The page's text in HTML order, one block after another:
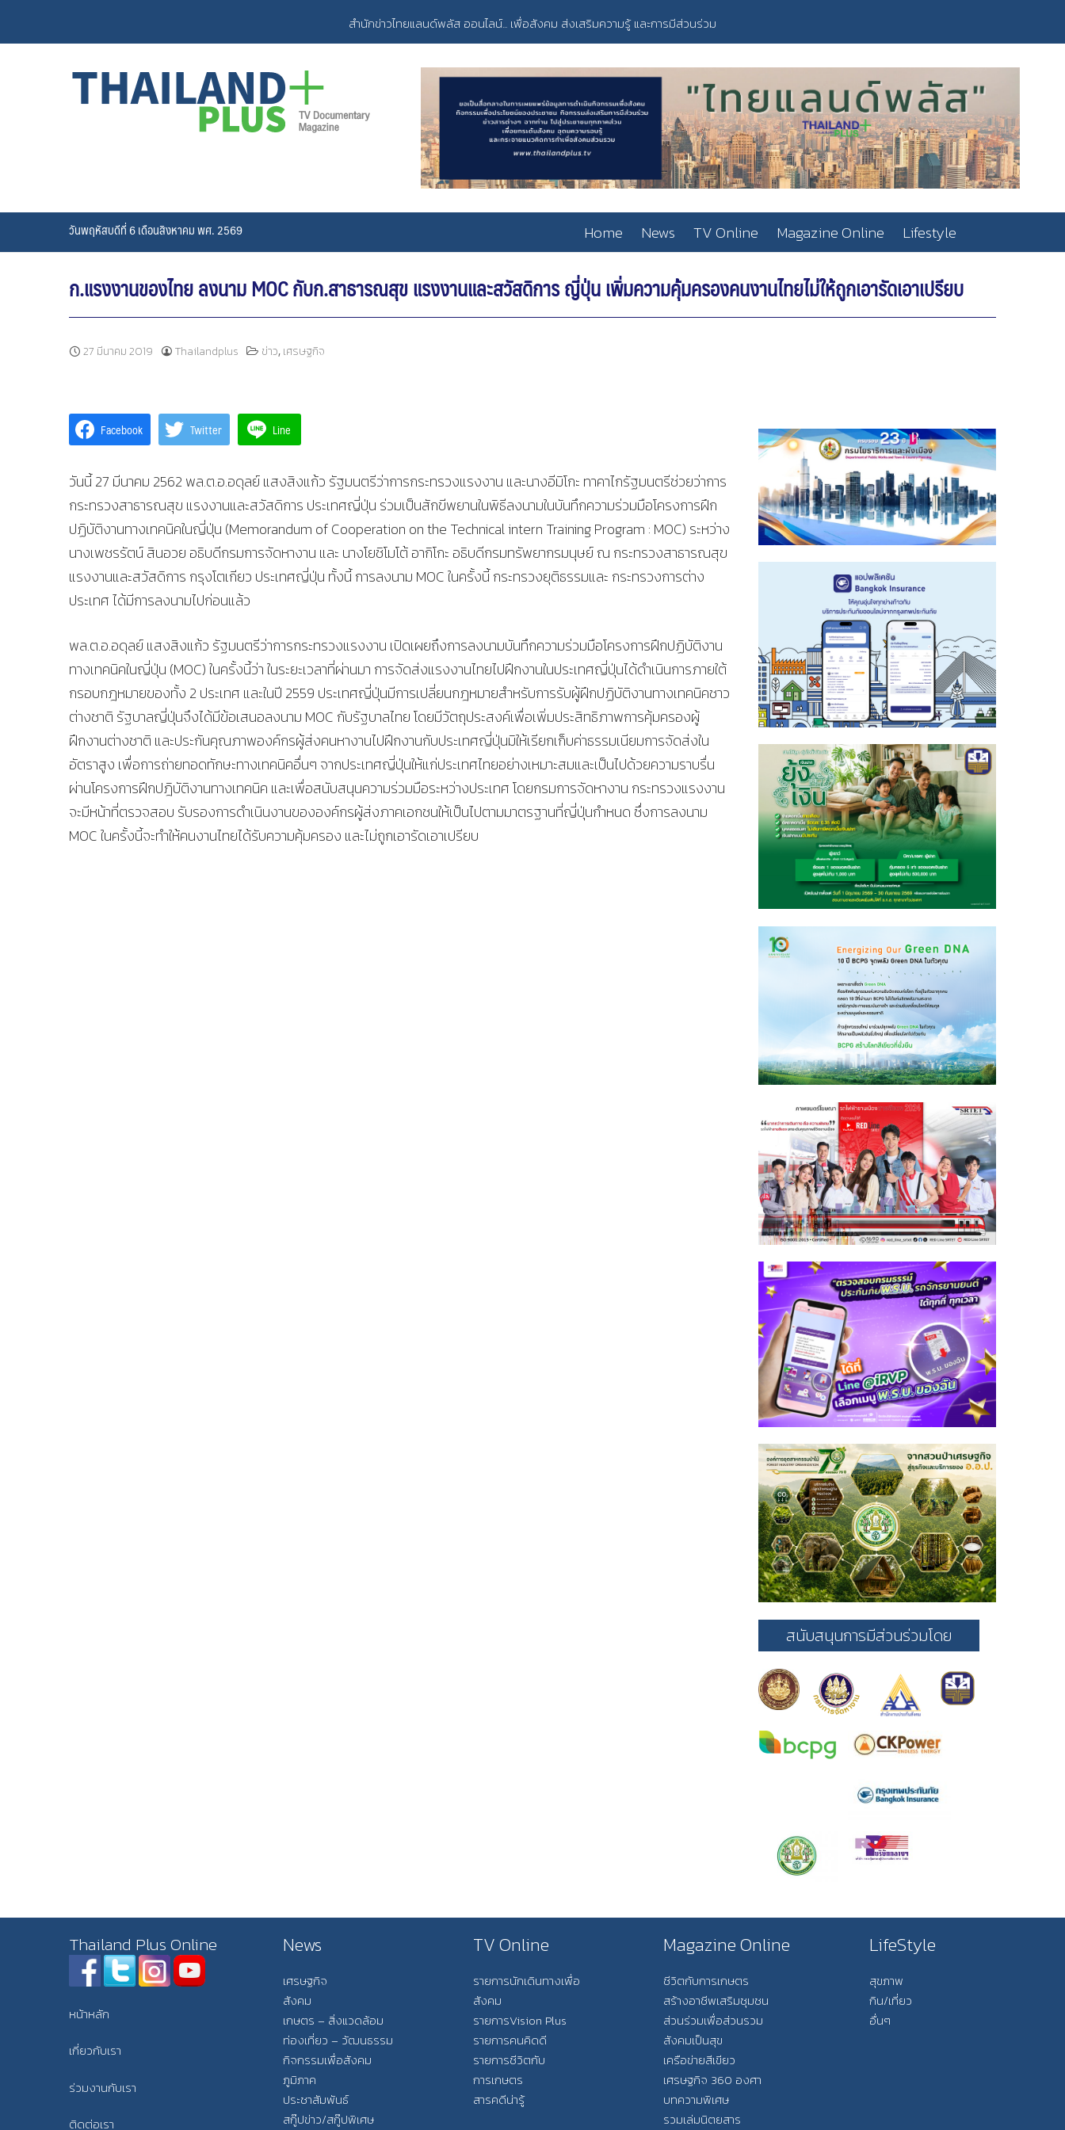
content
สำนักข่าวไทยแลนด์พลัส ออนไลน์... เพื่อสังคม ส่งเสริมความรู้ และการมีส่วนร่วม
วันพฤหัสบดีที่ 6 เดือนสิงหาคม พศ. 2569 Home News TV Online Magazine Online Lifestyle
ก.แรงงานของไทย ลงนาม MOC กับก.สาธารณสุข แรงงานและสวัสดิการ ญี่ปุ่น เพิ่มความคุ้มครองคนงานไทยไม่ให้ถูกเอารัดเอาเปรียบ
27 มีนาคม 2019 Thailandplus ข่าว,เศรษฐกิจ
Facebook Twitter Line
วันนี้ 27 มีนาคม 2562 พล.ต.อ.อดุลย์ แสงสิงแก้ว รัฐมนตรีว่าการกระทรวงแรงงาน และนางอีมิโกะ ทาคาไกรัฐมนตรีช่วยว่าการ
กระทรวงสาธารณสุข แรงงานและสวัสดิการ ประเทศญี่ปุ่น ร่วมเป็นสักขีพยานในพิธีลงนามในบันทึกความร่วมมือโครงการฝึก
ปฏิบัติงานทางเทคนิคในญี่ปุ่น (Memorandum of Cooperation on the Technical intern Training Program : MOC) ระหว่าง
นางเพชรรัตน์ สินอวย อธิบดีกรมการจัดหางาน และ นางโยชิโมโต้ อากิโกะ อธิบดีกรมทรัพยากรมนุษย์ ณ กระทรวงสาธารณสุข
แรงงานและสวัสดิการ กรุงโตเกียว ประเทศญี่ปุ่น ทั้งนี้ การลงนาม MOC ในครั้งนี้ กระทรวงยุติธรรมและ กระทรวงการต่าง
ประเทศ ได้มีการลงนามไปก่อนแล้ว
พล.ต.อ.อดุลย์ แสงสิงแก้ว รัฐมนตรีว่าการกระทรวงแรงงาน เปิดเผยถึงการลงนามบันทึกความร่วมมือโครงการฝึกปฏิบัติงาน
ทางเทคนิคในญี่ปุ่น (MOC) ในครั้งนี้ว่า ในระยะเวลาที่ผ่านมา การจัดส่งแรงงานไทยไปฝึกงานในประเทศญี่ปุ่นได้ดำเนินการภายใต้
กรอบกฎหมายของทั้ง 2 ประเทศ และในปี 2559 ประเทศญี่ปุ่นมีการเปลี่ยนกฎหมายสำหรับการรับผู้ฝึกปฏิบัติงานทางเทคนิคชาว
ต่างชาติ รัฐบาลญี่ปุ่นจึงได้มีข้อเสนอลงนาม MOC กับรัฐบาลไทย โดยมีวัตถุประสงค์เพื่อเพิ่มประสิทธิภาพการคุ้มครองผู้
ฝึกงานต่างชาติ และประกันคุณภาพองค์กรผู้ส่งคนหางานไปฝึกงานกับประเทศญี่ปุ่นมิให้เรียกเก็บค่าธรรมเนียมการจัดส่งใน
อัตราสูง เพื่อการถ่ายทอดทักษะทางเทคนิคอื่นๆ จากประเทศญี่ปุ่นให้แก่ประเทศไทยอย่างเหมาะสมและเป็นไปด้วยความราบรื่น
ผ่านโครงการฝึกปฎิบัติงานทางเทคนิค และเพื่อสนับสนุนความร่วมมือระหว่างประเทศ โดยกรมการจัดหางาน กระทรวงแรงงาน
จะมีหน้าที่ตรวจสอบ รับรองการดำเนินงานขององค์กรผู้ส่งภาคเอกชนให้เป็นไปตามมาตรฐานที่ญี่ปุ่นกำหนด ซึ่งการลงนาม
MOC ในครั้งนี้จะทำให้คนงานไทยได้รับความคุ้มครอง และไม่ถูกเอารัดเอาเปรียบ
สนับสนุนการมีส่วนร่วมโดย
Thailand Plus Online
หน้าหลัก
เกี่ยวกับเรา
ร่วมงานกับเรา
ติดต่อเรา
News
เศรษฐกิจ
สังคม
เกษตร – สิ่งแวดล้อม
ท่องเที่ยว – วัฒนธรรม
กิจกรรมเพื่อสังคม
ภูมิภาค
ประชาสัมพันธ์
สกู๊ปข่าว/สกู๊ปพิเศษ
TV Online
รายการนักเดินทางเพื่อ
สังคม
รายการVision Plus
รายการคนคิดดี
รายการชีวิตกับ
การเกษตร
สารคดีน่ารู้
Magazine Online
ชีวิตกับการเกษตร
สร้างอาชีพเสริมชุมชน
ส่วนร่วมเพื่อส่วนรวม
สังคมเป็นสุข
เครือข่ายสีเขียว
เศรษฐกิจ 360 องศา
บทความพิเศษ
รวมเล่มนิตยสาร
LifeStyle
สุขภาพ
กิน/เที่ยว
อื่นๆ